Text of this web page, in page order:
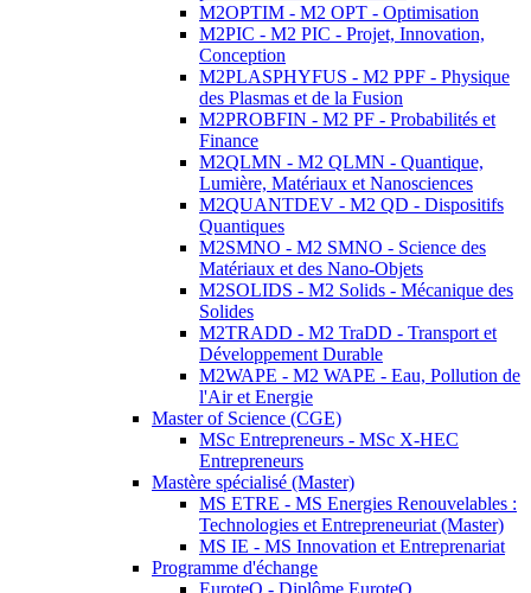
M2OPTIM - M2 OPT - Optimisation
M2PIC - M2 PIC - Projet, Innovation,
Conception
M2PLASPHYFUS - M2 PPF - Physique
des Plasmas et de la Fusion
M2PROBFIN - M2 PF - Probabilités et
Finance
M2QLMN - M2 QLMN - Quantique,
Lumière, Matériaux et Nanosciences
M2QUANTDEV - M2 QD - Dispositifs
Quantiques
M2SMNO - M2 SMNO - Science des
Matériaux et des Nano-Objets
M2SOLIDS - M2 Solids - Mécanique des
Solides
M2TRADD - M2 TraDD - Transport et
Développement Durable
M2WAPE - M2 WAPE - Eau, Pollution de
l'Air et Energie
Master of Science (CGE)
MSc Entrepreneurs - MSc X-HEC
Entrepreneurs
Mastère spécialisé (Master)
MS ETRE - MS Energies Renouvelables :
Technologies et Entrepreneuriat (Master)
MS IE - MS Innovation et Entreprenariat
Programme d'échange
EuroteQ - Diplôme EuroteQ